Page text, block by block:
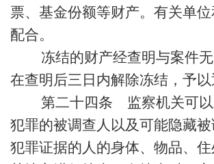
票、基金份额等财产。有关单
配合。
冻结的财产经查明与案件
在查明后三日内解除冻结，予以
第二十四条 监察机关可
犯罪的被调查人以及可能隐藏
犯罪证据的人的身体、物品、